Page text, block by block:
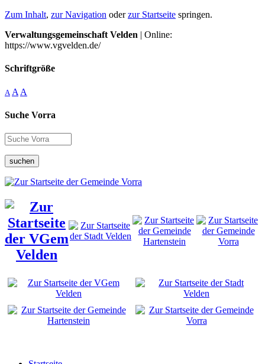
Zum Inhalt, zur Navigation oderzur Startseite springen.
Verwaltungsgemeinschaft Velden | Online:
https://www.vgvelden.de/
Schriftgröße
A A A
Suche Vorra
suchen